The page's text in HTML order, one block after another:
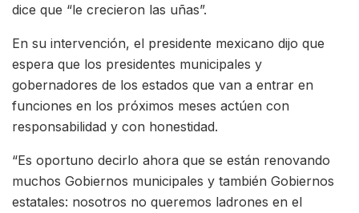
dice que “le crecieron las uñas”.
En su intervención, el presidente mexicano dijo que
espera que los presidentes municipales y
gobernadores de los estados que van a entrar en
funciones en los próximos meses actúen con
responsabilidad y con honestidad.
“Es oportuno decirlo ahora que se están renovando
muchos Gobiernos municipales y también Gobiernos
estatales: nosotros no queremos ladrones en el